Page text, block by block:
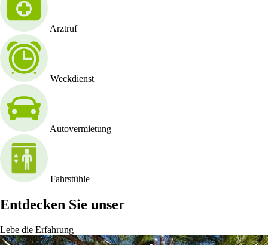
Arztruf
Weckdienst
Autovermietung
Fahrstühle
Entdecken Sie unser
Lebe die Erfahrung